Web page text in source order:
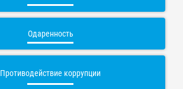
Одаренность
Противодействие коррупции